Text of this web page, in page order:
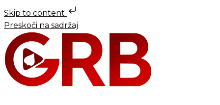
Skip to content
Preskoči na sadržaj